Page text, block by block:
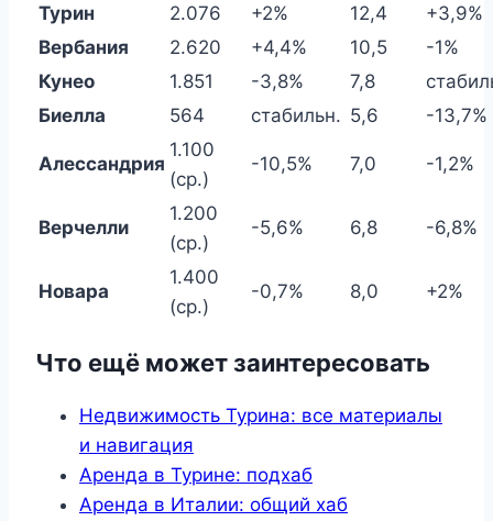
Турин 2.076 +2% 12,4
+3,9%
Вербания
2.620 +4,4% 10,5
-1%
Кунео
1.851 -3,8% 7,8
Биелла
564 стабильн. 5,6 -13,7%
Алессандрия
1.100
(ср.)
-10,5% 7,0 -1,2%
Верчелли
1.200
(ср.)
-5,6% 6,8 -6,8%
Новара
1.400
(ср.)
-0,7% 8,0 +2%
Что ещё может заинтересовать
Недвижимость Турина: все материалы
и навигация
Аренда в Турине: подхаб
Аренда в Италии: общий хаб